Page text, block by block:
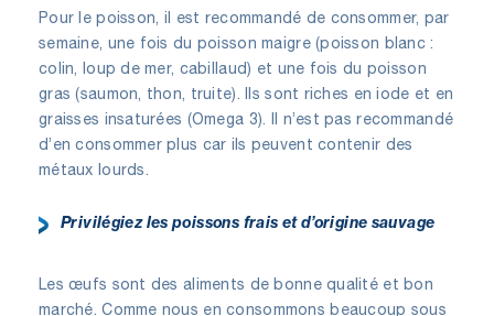
Pour le poisson, il est recommandé de consommer, par
semaine, une fois du poisson maigre (poisson blanc :
colin, loup de mer, cabillaud) et une fois du poisson
gras (saumon, thon, truite). Ils sont riches en iode et en
graisses insaturées (Omega 3). Il n’est pas recommandé
d’en consommer plus car ils peuvent contenir des
métaux lourds.
Privilégiez les poissons frais et d’origine sauvage
Les œufs sont des aliments de bonne qualité et bon
marché. Comme nous en consommons beaucoup sous